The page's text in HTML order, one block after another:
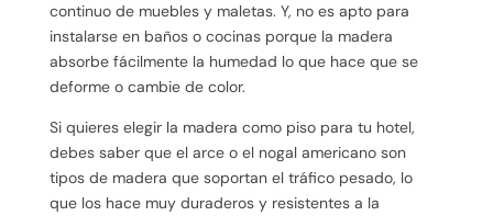
continuo de muebles y maletas. Y, no es apto para
instalarse en baños o cocinas porque la madera
absorbe fácilmente la humedad lo que hace que se
deforme o cambie de color.
Si quieres elegir la madera como piso para tu hotel,
debes saber que el arce o el nogal americano son
tipos de madera que soportan el tráfico pesado, lo
que los hace muy duraderos y resistentes a la